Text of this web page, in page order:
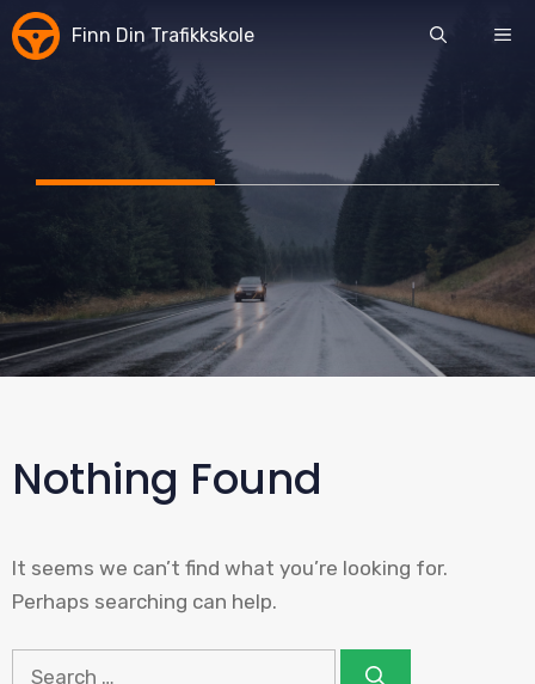
Skip
to
Finn Din Trafikkskole
Nothing Found
It seems we can’t find what you’re looking for.
Perhaps searching can help.
Search